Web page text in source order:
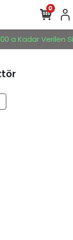
a Kadar Verilen
0